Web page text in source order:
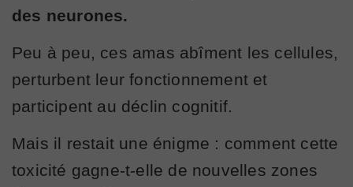
des neurones.
Peu à peu, ces amas abîment les cellules,
perturbent leur fonctionnement et
participent au déclin cognitif.
Mais il restait une énigme : comment cette
toxicité gagne-t-elle de nouvelles zones